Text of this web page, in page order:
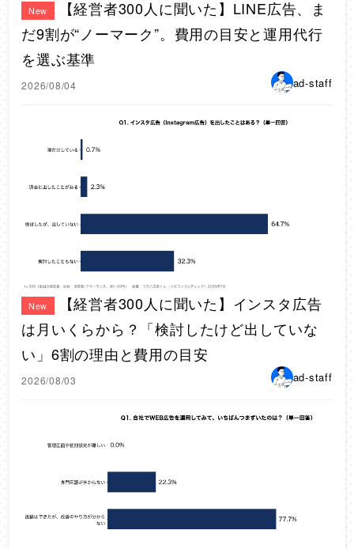
New
【経営者300人に聞いた】LINE広告、ま
だ9割が“ノーマーク”。費用の目安と運用代行
を選ぶ基準
2026/08/04 ad-staff
New
【経営者300人に聞いた】インスタ広告
は月いくらから？「検討したけど出していな
い」6割の理由と費用の目安
2026/08/03 ad-staff